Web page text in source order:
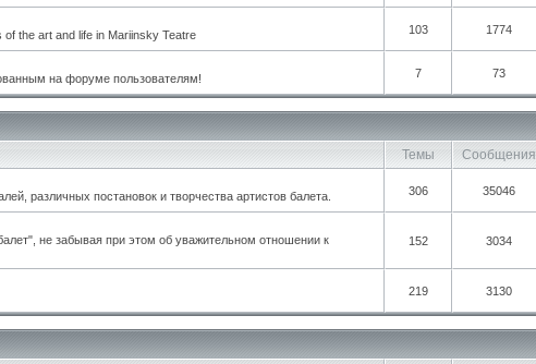
the art and life in Mariinsky Teatre 103 1774
на форуме пользователям! 7 73
Темы Сообщения
различных постановок и творчества артистов балета. 306 35046
не забывая при этом об уважительном отношении к
152 3034
219 3130